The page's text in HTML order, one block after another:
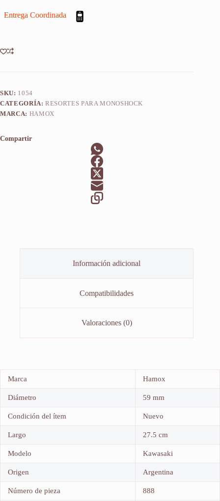
200
Entrega Coordinada
SKU: 1054
CATEGORÍA:RESORTES PARA MONOSHOCK
MARCA: HAMOX
Compartir
Información adicional
Compatibilidades
Valoraciones (0)
Marca Hamox
Diámetro 59 mm
Condición del ítem Nuevo
Largo 27.5 cm
Modelo Kawasaki
Origen Argentina
Número de pieza 888